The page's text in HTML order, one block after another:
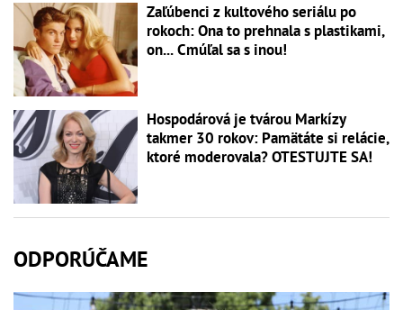
Zaľúbenci z kultového seriálu po
rokoch: Ona to prehnala s plastikami,
on... Cmúľal sa s inou!
Hospodárová je tvárou Markízy
takmer 30 rokov: Pamätáte si relácie,
ktoré moderovala? OTESTUJTE SA!
ODPORÚČAME